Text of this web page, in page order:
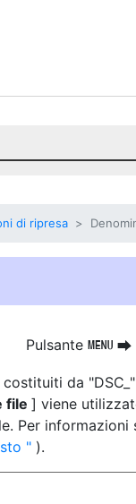
di ripresa
Pulsante G U
da
file ] viene
Per informazioni
).